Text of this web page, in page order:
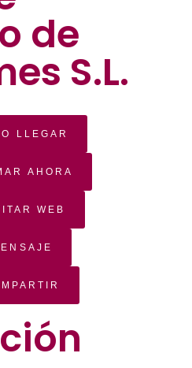
de
S.L.
LLEGAR
AHORA
WEB